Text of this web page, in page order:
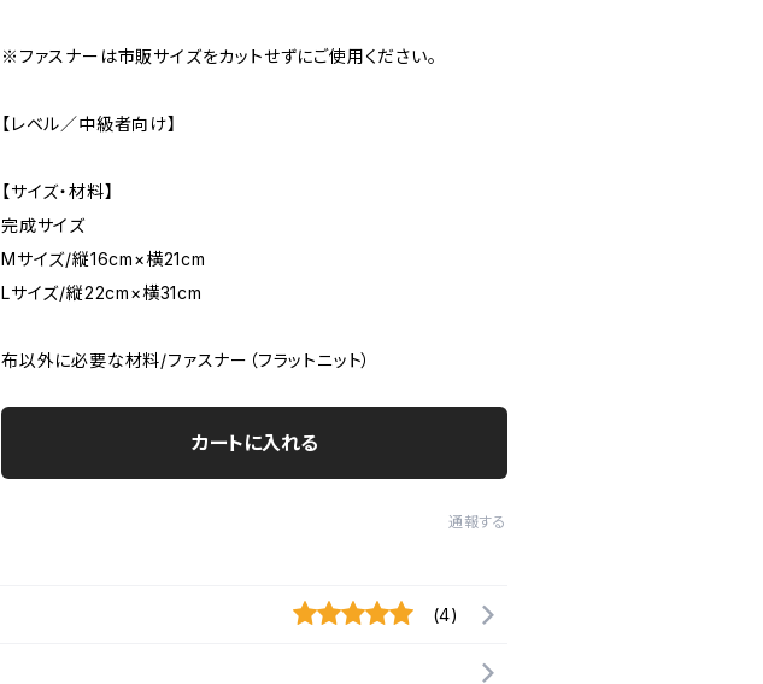
※ファスナーは市販サイズをカットせずにご使用ください。
【レベル／中級者向け】
【サイズ・材料】
完成サイズ
Mサイズ/縦16cm×横21cm
Lサイズ/縦22cm×横31cm
布以外に必要な材料/ファスナー（フラットニット）
カートに入れる
通報する
(4)